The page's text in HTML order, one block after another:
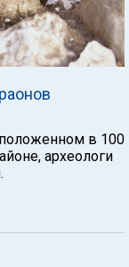
в 100
археологи